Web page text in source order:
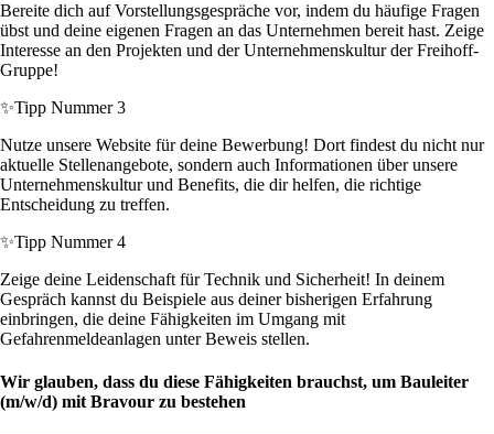
Bereite dich auf Vorstellungsgespräche vor, indem du häufige Fragen
übst und deine eigenen Fragen an das Unternehmen bereit hast. Zeige
Interesse an den Projekten und der Unternehmenskultur der Freihoff-
Gruppe!
✨Tipp Nummer 3
Nutze unsere Website für deine Bewerbung! Dort findest du nicht nur
aktuelle Stellenangebote, sondern auch Informationen über unsere
Unternehmenskultur und Benefits, die dir helfen, die richtige
Entscheidung zu treffen.
✨Tipp Nummer 4
Zeige deine Leidenschaft für Technik und Sicherheit! In deinem
Gespräch kannst du Beispiele aus deiner bisherigen Erfahrung
einbringen, die deine Fähigkeiten im Umgang mit
Gefahrenmeldeanlagen unter Beweis stellen.
Wir glauben, dass du diese Fähigkeiten brauchst, um Bauleiter
(m/w/d) mit Bravour zu bestehen